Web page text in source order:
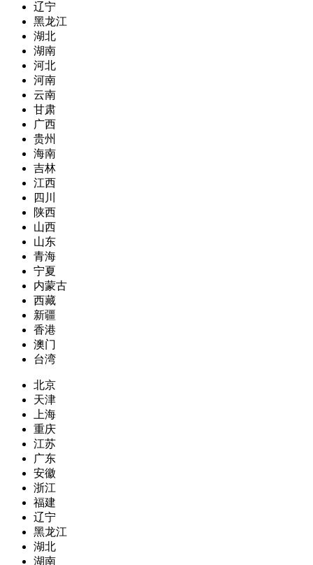
辽宁
黑龙江
湖北
湖南
河北
河南
云南
甘肃
广西
贵州
海南
吉林
江西
四川
陕西
山西
山东
青海
宁夏
内蒙古
西藏
新疆
香港
澳门
台湾
北京
天津
上海
重庆
江苏
广东
安徽
浙江
福建
辽宁
黑龙江
湖北
湖南